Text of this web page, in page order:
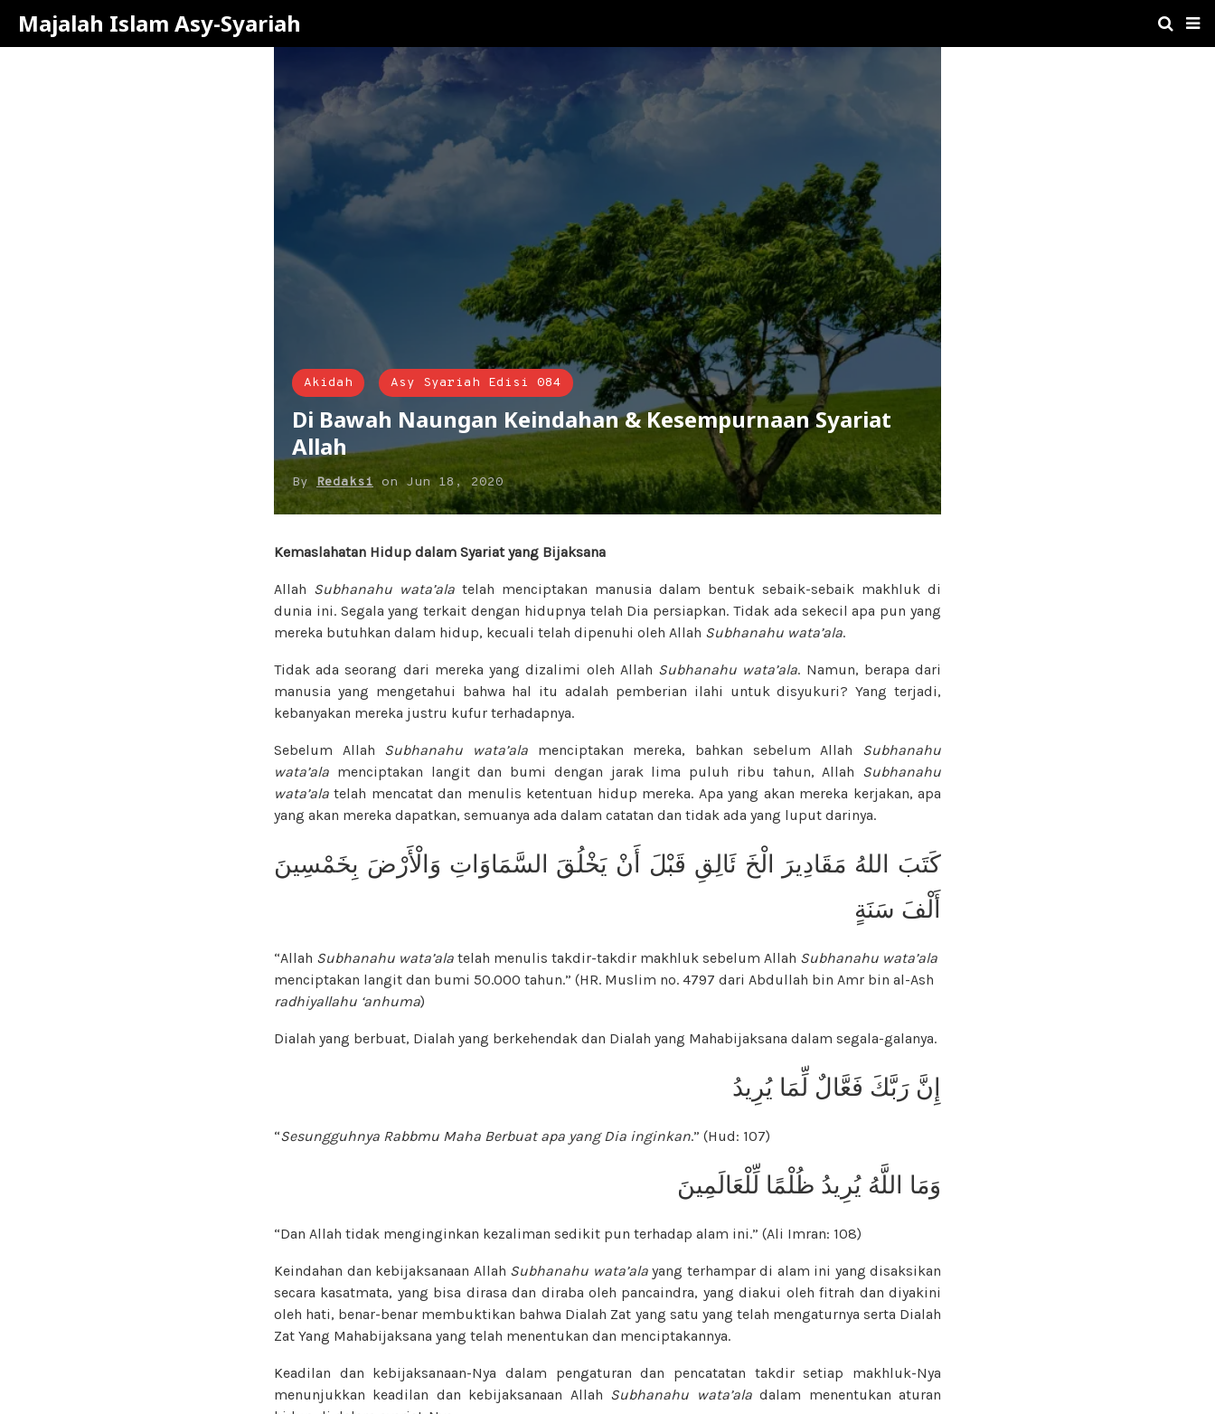
Majalah Islam Asy-Syariah
Akidah Asy Syariah Edisi 084
Di Bawah Naungan Keindahan & Kesempurnaan Syariat
Allah
By Redaksi on Jun 18, 2020
Kemaslahatan Hidup dalam Syariat yang Bijaksana
Allah Subhanahu wata’ala telah menciptakan manusia dalam bentuk sebaik-sebaik makhluk di
dunia ini. Segala yang terkait dengan hidupnya telah Dia persiapkan. Tidak ada sekecil apa pun yang
mereka butuhkan dalam hidup, kecuali telah dipenuhi oleh Allah Subhanahu wata’ala.
Tidak ada seorang dari mereka yang dizalimi oleh Allah Subhanahu wata’ala. Namun, berapa dari
manusia yang mengetahui bahwa hal itu adalah pemberian ilahi untuk disyukuri? Yang terjadi,
kebanyakan mereka justru kufur terhadapnya.
Sebelum Allah Subhanahu wata’ala menciptakan mereka, bahkan sebelum Allah Subhanahu
wata’ala menciptakan langit dan bumi dengan jarak lima puluh ribu tahun, Allah Subhanahu
wata’ala telah mencatat dan menulis ketentuan hidup mereka. Apa yang akan mereka kerjakan, apa
yang akan mereka dapatkan, semuanya ada dalam catatan dan tidak ada yang luput darinya.
كَتَبَ اللهُ مَقَادِيرَ الْخَ ئَالِقِ قَبْلَ أَنْ يَخْلُقَ السَّمَاوَاتِ وَالْأَرْضَ بِخَمْسِينَ
أَلْفَ سَنَةٍ
“Allah Subhanahu wata’ala telah menulis takdir-takdir makhluk sebelum Allah Subhanahu wata’ala
menciptakan langit dan bumi 50.000 tahun.” (HR. Muslim no. 4797 dari Abdullah bin Amr bin al-Ash
radhiyallahu ‘anhuma)
Dialah yang berbuat, Dialah yang berkehendak dan Dialah yang Mahabijaksana dalam segala-galanya.
إِنَّ رَبَّكَ فَعَّالٌ لِّمَا يُرِيدُ
“Sesungguhnya Rabbmu Maha Berbuat apa yang Dia inginkan.” (Hud: 107)
وَمَا اللَّهُ يُرِيدُ ظُلْمًا لِّلْعَالَمِينَ
“Dan Allah tidak menginginkan kezaliman sedikit pun terhadap alam ini.” (Ali Imran: 108)
Keindahan dan kebijaksanaan Allah Subhanahu wata’alayang terhampar di alam ini yang disaksikan
secara kasatmata, yang bisa dirasa dan diraba oleh pancaindra, yang diakui oleh fitrah dan diyakini
oleh hati, benar-benar membuktikan bahwa Dialah Zat yang satu yang telah mengaturnya serta Dialah
Zat Yang Mahabijaksana yang telah menentukan dan menciptakannya.
Keadilan dan kebijaksanaan-Nya dalam pengaturan dan pencatatan takdir setiap makhluk-Nya
menunjukkan keadilan dan kebijaksanaan Allah Subhanahu wata’aladalam menentukan aturan